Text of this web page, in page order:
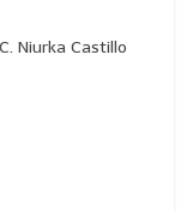
Niurka Castillo